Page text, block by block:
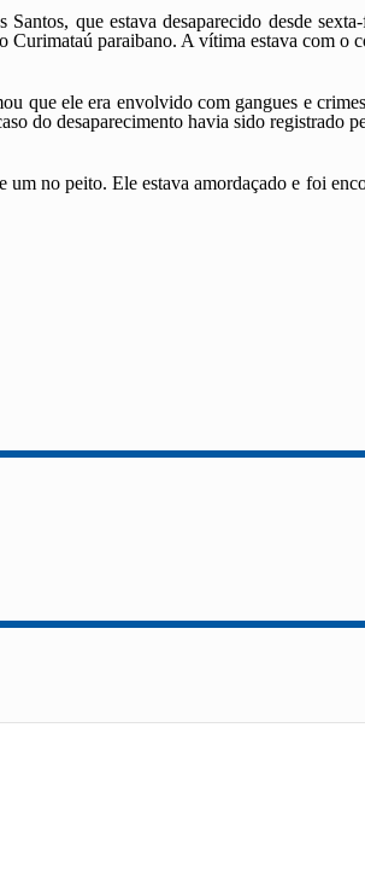
que estava desaparecido desde
paraibano. A vítima estava com o
que ele era envolvido com gangues e
do desaparecimento havia sido registrado
no peito. Ele estava amordaçado e foi